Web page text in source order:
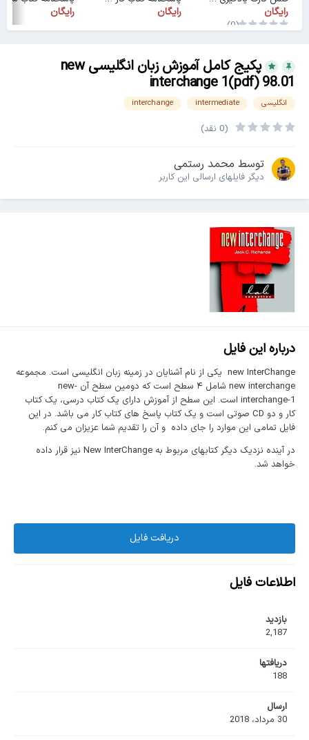
رایگان
(0)
رایگان رایگان
پکیج کامل آموزش زبان انگلیسی new
interchange 1(pdf) 98.01
انگلیسی intermediate
interchange
(0 نقد)
توسط محمد رستمی
دیگر فایل‎های ارسالی این کاربر
درباره این فایل
new InterChange یکی از نام آشنایان در زمینه زبان انگلیسی است. مجموعه
new interchange شامل ۴ سطح است که دومین سطح آن new-
interchange-1 است. این سطح از آموزش دارای یک کتاب درسی، یک کتاب
کار و دو CD صوتی است و یک کتاب پاسخ های کتاب کار می باشد. در این
فایل تمامی این موارد را جای داده و آن را تقدیم شما عزیزان می کنم.
در آینده نزدیک دیگر کتابهای مربوط به New InterChange نیز قرار داده
خواهد شد.
دریافت فایل
اطلاعات فایل
بازدید
2,187
دریافت‎ها
188
ارسال
30 مرداد، 2018